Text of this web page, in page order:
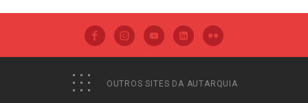
OUTROS SITES DA AUTARQUIA